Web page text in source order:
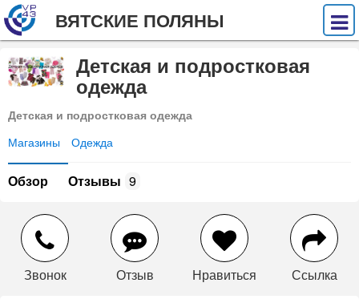
ВЯТСКИЕ ПОЛЯНЫ
Детская и подростковая
одежда
Детская и подростковая одежда
Магазины Одежда
Обзор Отзывы 9
Звонок Отзыв Нравиться Ссылка